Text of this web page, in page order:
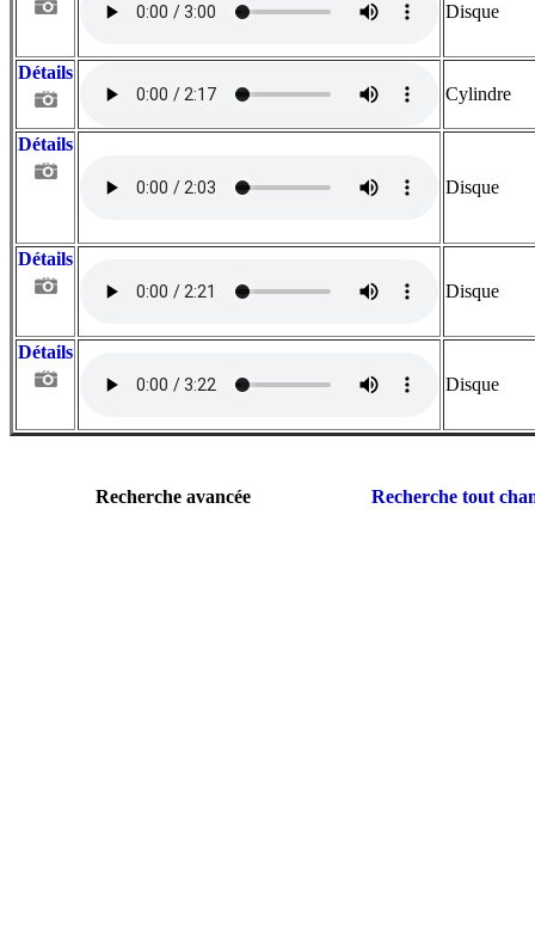
Disque
Détails
Cylindre
Détails
Disque
Détails
Disque
Détails
Disque
Recherche avancée Recherche tout